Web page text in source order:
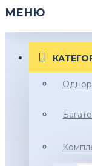
МЕНЮ